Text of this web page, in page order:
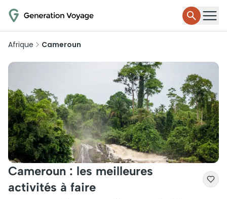
Afrique Cameroun
Cameroun : les meilleures
activités à faire